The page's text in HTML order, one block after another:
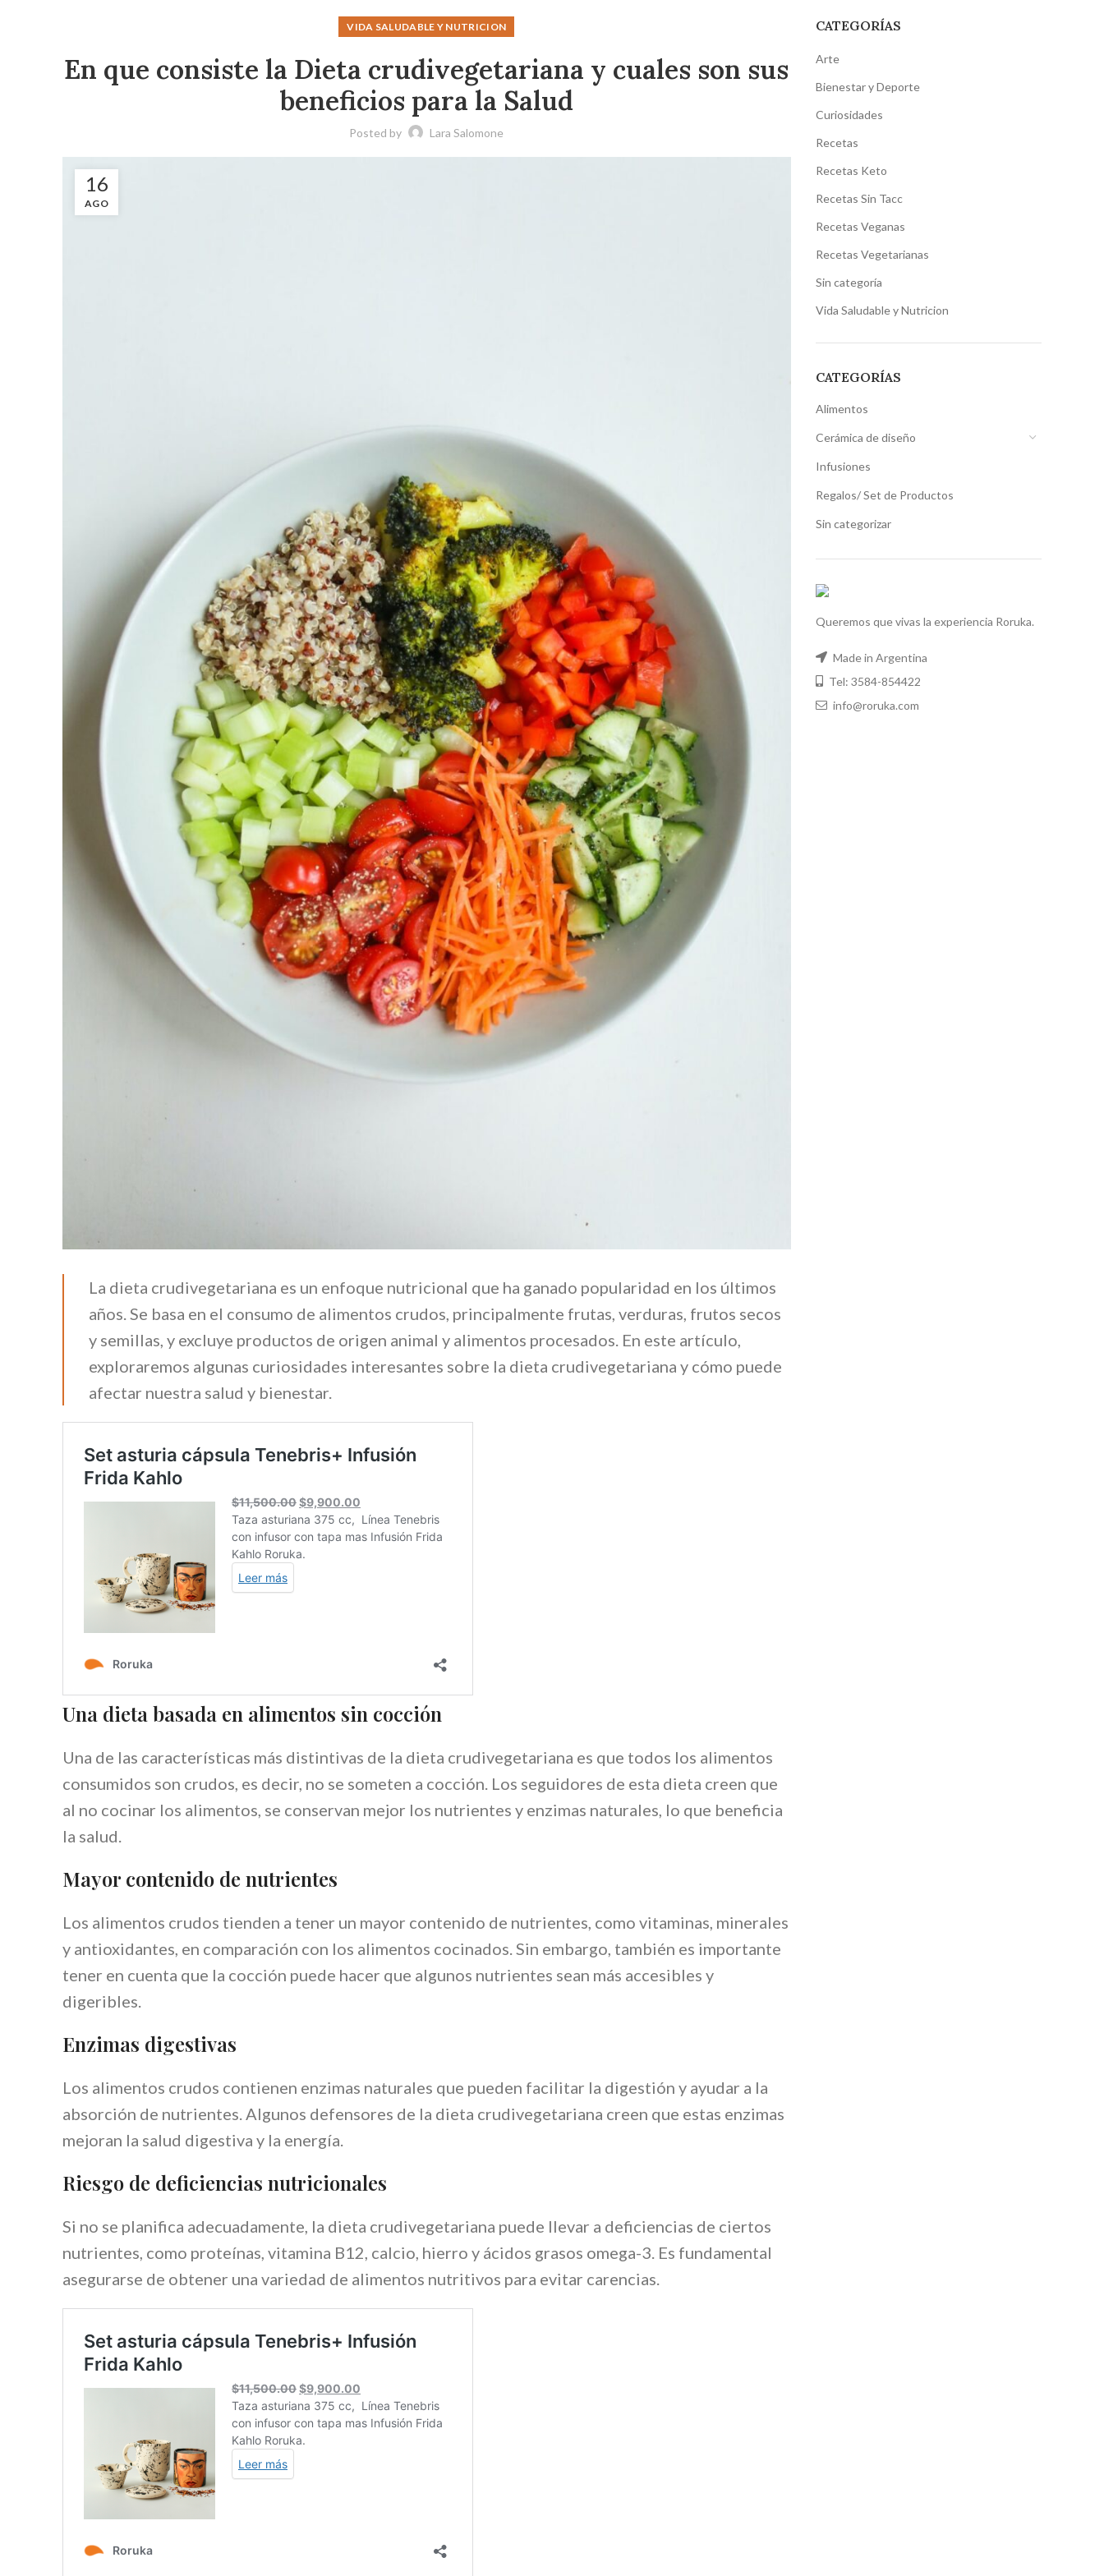
VIDA SALUDABLE Y NUTRICION
En que consiste la Dieta crudivegetariana y cuales son sus
beneficios para la Salud
Posted by Lara Salomone
16
AGO
La dieta crudivegetariana es un enfoque nutricional que ha ganado popularidad en los últimos
años. Se basa en el consumo de alimentos crudos, principalmente frutas, verduras, frutos secos
y semillas, y excluye productos de origen animal y alimentos procesados. En este artículo,
exploraremos algunas curiosidades interesantes sobre la dieta crudivegetariana y cómo puede
afectar nuestra salud y bienestar.
Una dieta basada en alimentos sin cocción
Una de las características más distintivas de la dieta crudivegetariana es que todos los alimentos
consumidos son crudos, es decir, no se someten a cocción. Los seguidores de esta dieta creen que
al no cocinar los alimentos, se conservan mejor los nutrientes y enzimas naturales, lo que beneficia
la salud.
Mayor contenido de nutrientes
Los alimentos crudos tienden a tener un mayor contenido de nutrientes, como vitaminas, minerales
y antioxidantes, en comparación con los alimentos cocinados. Sin embargo, también es importante
tener en cuenta que la cocción puede hacer que algunos nutrientes sean más accesibles y
digeribles.
Enzimas digestivas
Los alimentos crudos contienen enzimas naturales que pueden facilitar la digestión y ayudar a la
absorción de nutrientes. Algunos defensores de la dieta crudivegetariana creen que estas enzimas
mejoran la salud digestiva y la energía.
Riesgo de deficiencias nutricionales
Si no se planifica adecuadamente, la dieta crudivegetariana puede llevar a deficiencias de ciertos
nutrientes, como proteínas, vitamina B12, calcio, hierro y ácidos grasos omega-3. Es fundamental
asegurarse de obtener una variedad de alimentos nutritivos para evitar carencias.
CATEGORÍAS
Arte
Bienestar y Deporte
Curiosidades
Recetas
Recetas Keto
Recetas Sin Tacc
Recetas Veganas
Recetas Vegetarianas
Sin categoría
Vida Saludable y Nutricion
CATEGORÍAS
Alimentos
Cerámica de diseño
Infusiones
Regalos/ Set de Productos
Sin categorizar
Queremos que vivas la experiencia Roruka.
Made in Argentina
Tel: 3584-854422
info@roruka.com